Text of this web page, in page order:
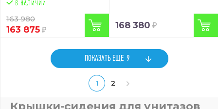
163 980
163 875 168 380
ПОКАЗАТЬ ЕЩЕ 9
1 2
Крышки-сидения для унитазов